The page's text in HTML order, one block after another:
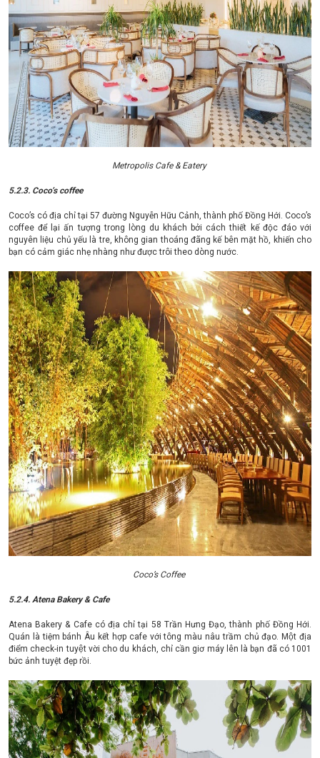
Metropolis Cafe & Eatery
5.2.3. Coco’s coffee
Coco’s có địa chỉ tại 57 đường Nguyễn Hữu Cảnh, thành phố Đồng Hới. Coco’s
coffee để lại ấn tượng trong lòng du khách bởi cách thiết kế độc đáo với
nguyên liệu chủ yếu là tre, không gian thoáng đãng kế bên mặt hồ, khiến cho
bạn có cảm giác nhẹ nhàng như được trôi theo dòng nước.
Coco’s Coffee
5.2.4. Atena Bakery & Cafe
Atena Bakery & Cafe có địa chỉ tại 58 Trần Hưng Đạo, thành phố Đồng Hới.
Quán là tiệm bánh Âu kết hợp cafe với tông màu nâu trầm chủ đạo. Một địa
điểm check-in tuyệt vời cho du khách, chỉ cần giơ máy lên là bạn đã có 1001
bức ảnh tuyệt đẹp rồi.